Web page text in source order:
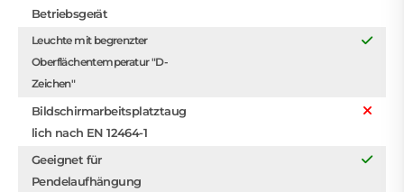
Betriebsgerät
Leuchte mit begrenzter
Oberflächentemperatur "D-
Zeichen"
Bildschirmarbeitsplatztaug
lich nach EN 12464-1
Geeignet für
Pendelaufhängung